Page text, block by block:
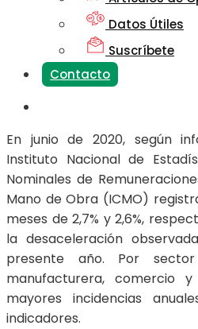
Datos Útiles
Suscríbete
Contacto
En junio de 2020, según
Instituto Nacional de
Nominales de
Mano de Obra (ICMO)
meses de 2,7% y 2,6%,
la desaceleración
presente año. Por sector
manufacturera, comercio
mayores incidencias
indicadores.